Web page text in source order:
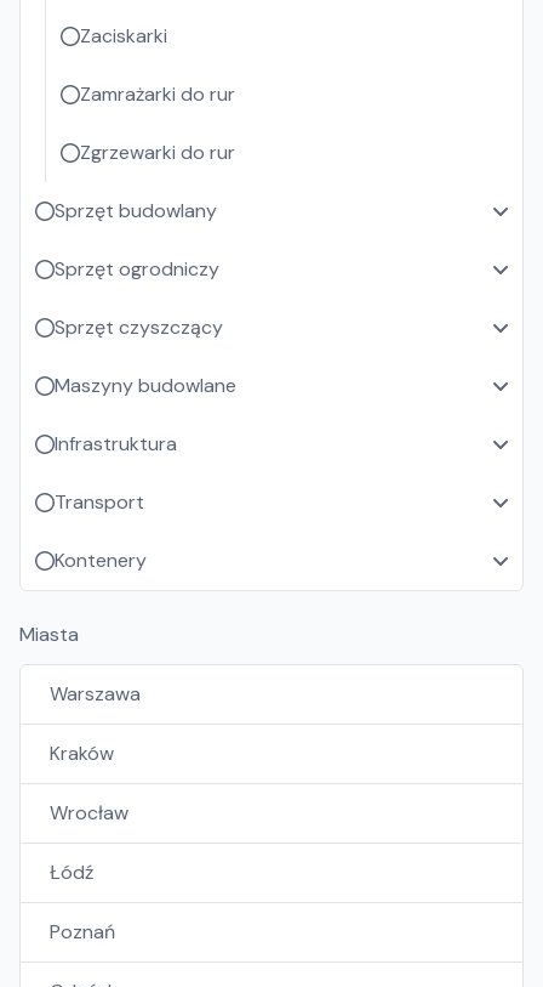
Zaciskarki
Zamrażarki do rur
Zgrzewarki do rur
Sprzęt budowlany
Sprzęt ogrodniczy
Sprzęt czyszczący
Maszyny budowlane
Infrastruktura
Transport
Kontenery
Miasta
Warszawa
Kraków
Wrocław
Łódź
Poznań